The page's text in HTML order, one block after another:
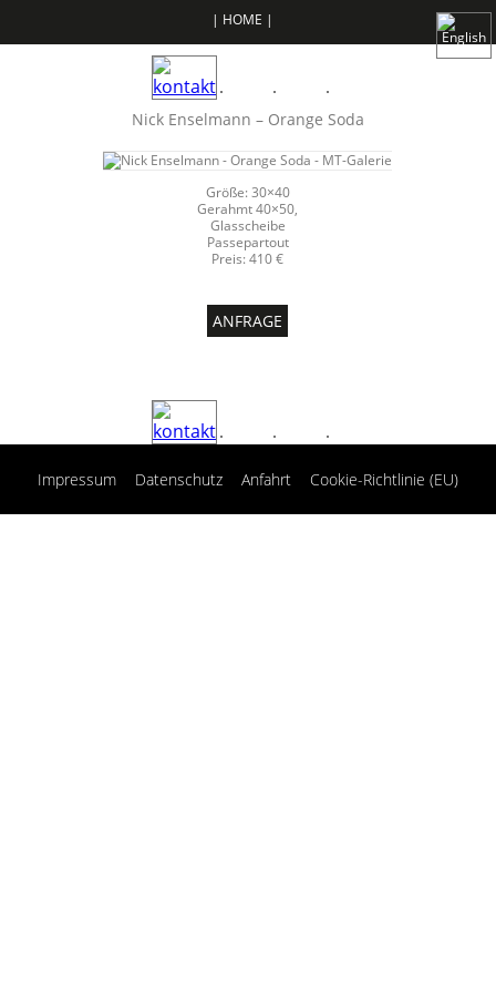
| HOME |
Nick Enselmann – Orange Soda
Größe: 30×40
Gerahmt 40×50,
Glasscheibe
Passepartout
Preis: 410 €
ANFRAGE
Impressum Datenschutz Anfahrt Cookie-Richtlinie (EU)